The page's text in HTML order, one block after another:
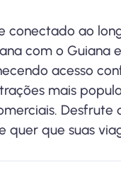
conectado ao
com o Guiana
acesso
mais
quer que suas